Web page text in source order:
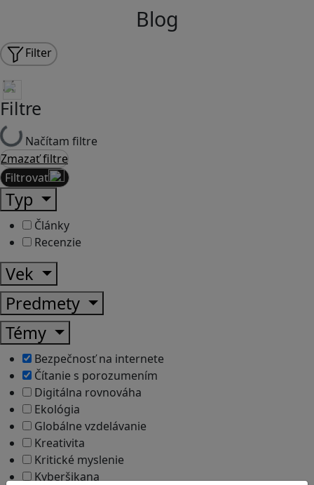
Blog
Filter
Filtre
Načítam filtre
Zmazať filtre
Filtrovať
Typ
Články
Recenzie
Vek
Predmety
Témy
Bezpečnosť na internete
Čítanie s porozumením
Digitálna rovnováha
Ekológia
Globálne vzdelávanie
Kreativita
Kritické myslenie
Kyberšikana